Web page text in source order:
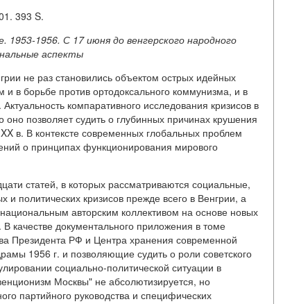
393 S.
1956. С 17 июня до венгерского народного
аспекты
не раз становились объектом острых идейных
и в борьбе против ортодоксального коммунизма, и в
компаративного исследования кризисов в
позволяет судить о глубинных причинах крушения
в. В контексте современных глобальных проблем
о принципах функционирования мирового
статей, в которых рассматриваются социальные,
политических кризисов прежде всего в Венгрии, а
авторским коллективом на основе новых
качестве документального приложения в томе
Президента РФ и Центра хранения современной
1956 г. и позволяющие судить о роли советского
социально-политической ситуации в
Москвы" не абсолютизируется, но
партийного руководства и специфических